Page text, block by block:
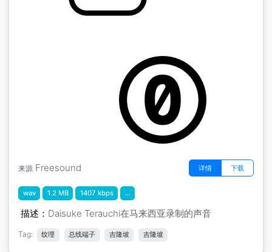
来源 Freesound 详情 下载
wav 1.2 MB 1407 kbps ...
描述： Daisuke Terauchi在马来西亚录制的声音
Tag: 纹理 总线端子 吉隆坡 吉隆坡